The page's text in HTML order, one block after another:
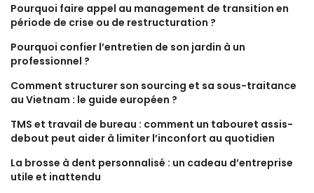
Pourquoi faire appel au management de transition en
période de crise ou de restructuration ?
Pourquoi confier l’entretien de son jardin à un
professionnel ?
Comment structurer son sourcing et sa sous-traitance
au Vietnam : le guide européen ?
TMS et travail de bureau : comment un tabouret assis-
debout peut aider à limiter l’inconfort au quotidien
La brosse à dent personnalisé : un cadeau d’entreprise
utile et inattendu